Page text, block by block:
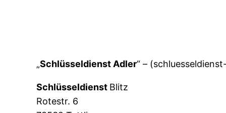
„Schlüsseldienst Adler“ –
Schlüsseldienst Blitz
Rotestr. 6